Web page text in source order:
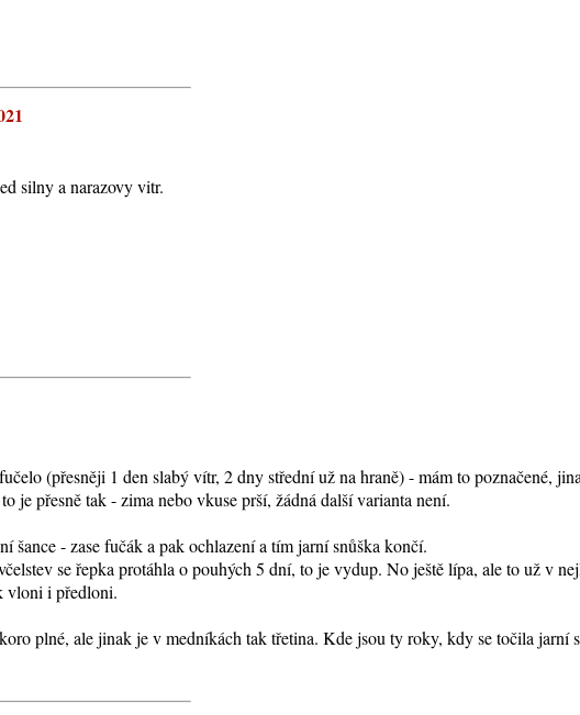
silny a narazovy vitr.
(přesněji 1 den slabý vítr, 2 dny střední už na hraně) - mám to poznačené,
přesně tak - zima nebo vkuse prší, žádná další varianta není.
šance - zase fučák a pak ochlazení a tím jarní snůška končí.
se řepka protáhla o pouhých 5 dní, to je vydup. No ještě lípa, ale to už v
vloni i předloni.
plné, ale jinak je v medníkách tak třetina. Kde jsou ty roky, kdy se točila jarní